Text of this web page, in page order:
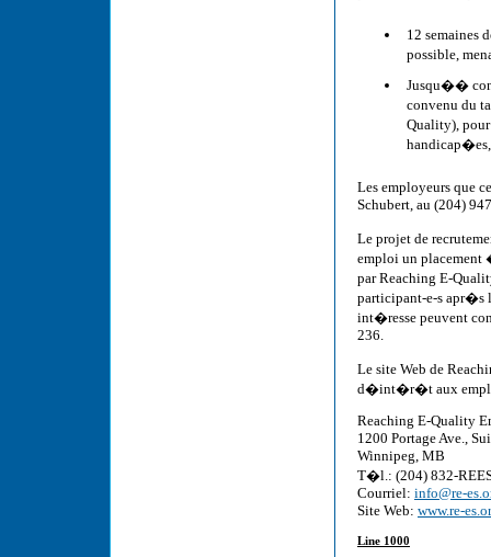
12 semaines
possible,
Jusqu��
convenu du
Quality),
Les employeurs que
Schubert, au (204)
Le projet de
emploi un placement
par Reaching E-
participant-e-s apr�s
int�resse peuvent
236.
Le site Web de
d�int�r�t aux
Reaching E-Quality
1200 Portage Ave.,
Winnipeg, MB
T�l.: (204) 832-
Courriel: info@re-
Site Web: www.re-
Line 1000